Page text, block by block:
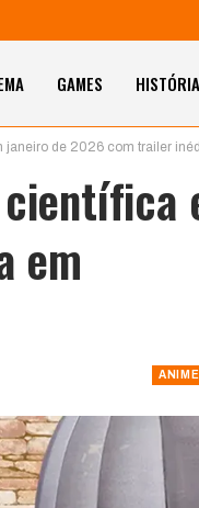
GAMES HISTÓRIA
janeiro de 2026 com trailer
em